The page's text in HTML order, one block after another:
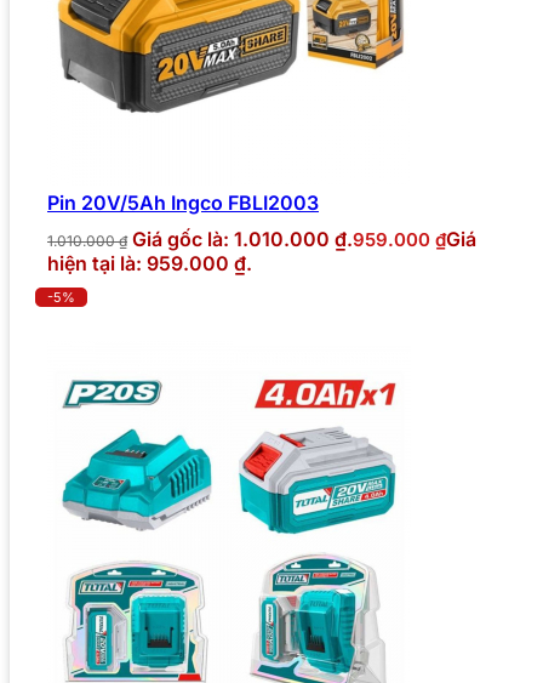
Pin 20V/5Ah Ingco FBLI2003
1.010.000₫ Giá gốc là: 1.010.000 ₫.959.000 ₫Giá
hiện tại là: 959.000 ₫.
-5%